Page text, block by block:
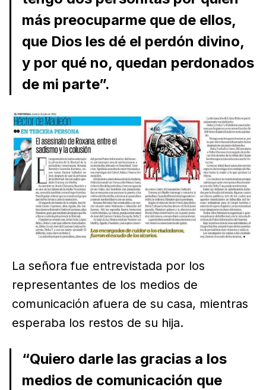
más preocuparme que de ellos,
que Dios les dé el perdón divino,
y por qué no, quedan perdonados
de mi parte”.
La señora fue entrevistada por los
representantes de los medios de
comunicación afuera de su casa, mientras
esperaba los restos de su hija.
“Quiero darle las gracias a los
medios de comunicación que